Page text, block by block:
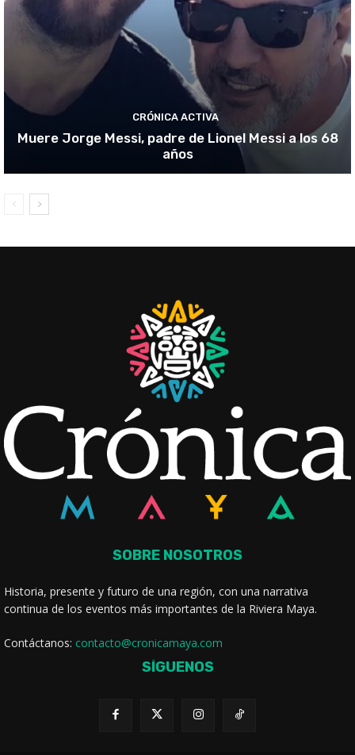
CRÓNICA ACTIVA
Muere Jorge Messi, padre de Lionel Messi a los 68
años
SOBRE NOSOTROS
Historia, presente y futuro de una región, con una narrativa
continua de los eventos más importantes de la Riviera Maya.
Contáctanos: contacto@cronicamaya.com
SÍGUENOS